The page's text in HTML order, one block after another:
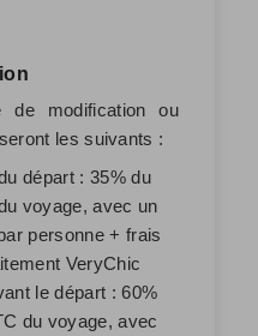
de modification ou
les suivants :
départ : 35% du
voyage, avec un
personne + frais
VeryChic
le départ : 60%
du voyage, avec